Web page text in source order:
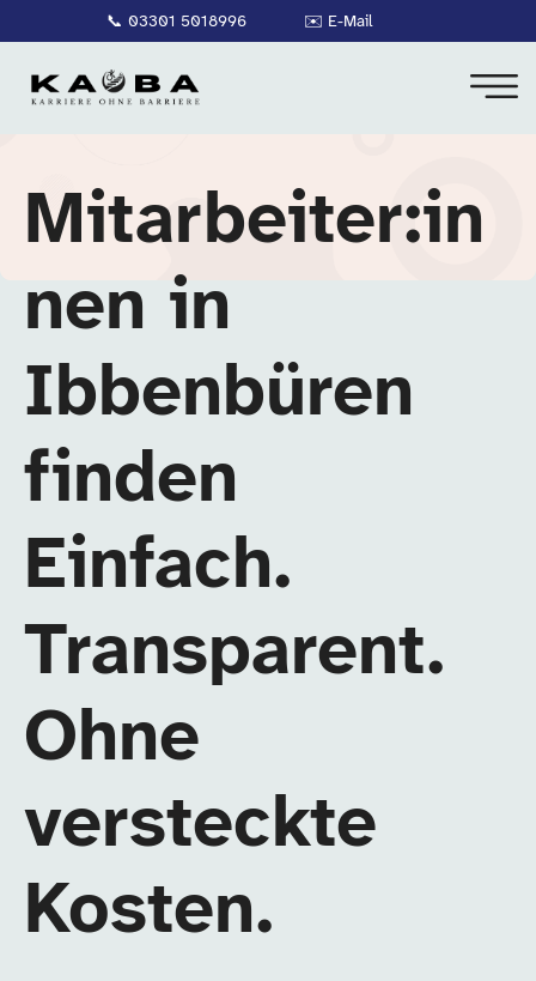
📞 03301 5018996 ✉️ E-Mail
Mitarbeiter:in
nen in
Ibbenbüren
finden
Einfach.
Transparent.
Ohne
versteckte
Kosten.